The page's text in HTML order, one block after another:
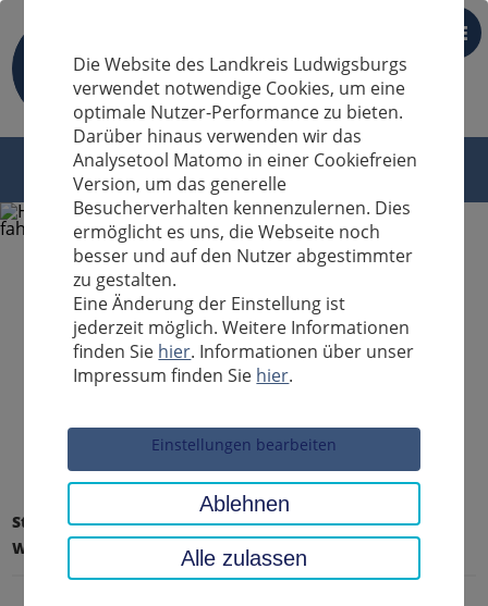
DE
Sucheingabe
Startseite
Landratsamt, Landkreis
Wirtschaftsförderung
Entdecke unsere Region
Die Website des Landkreis Ludwigsburgs
verwendet notwendige Cookies, um eine
optimale Nutzer-Performance zu bieten.
Darüber hinaus verwenden wir das
Analysetool Matomo in einer Cookiefreien
Version, um das generelle
Besucherverhalten kennenzulernen. Dies
ermöglicht es uns, die Webseite noch
besser und auf den Nutzer abgestimmter
zu gestalten.
Eine Änderung der Einstellung ist
jederzeit möglich. Weitere Informationen
finden Sie hier. Informationen über unser
Impressum finden Sie hier.
Einstellungen bearbeiten
Ablehnen
Alle zulassen